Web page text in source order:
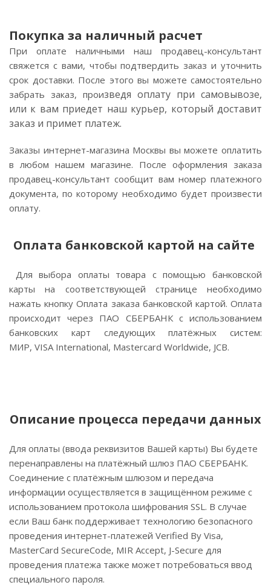
Покупка за наличный расчет
При оплате наличными наш продавец-консультант
свяжется с вами, чтобы подтвердить заказ и уточнить
срок доставки. После этого вы можете самостоятельно
забрать заказ, произведя оплату при самовывозе,
или к вам приедет наш курьер, который доставит
заказ и примет платеж.
Заказы интернет-магазина Москвы вы можете оплатить
в любом нашем магазине. После оформления заказа
продавец-консультант сообщит вам номер платежного
документа, по которому необходимо будет произвести
оплату.
Оплата банковской картой на сайте
Для выбора оплаты товара с помощью банковской
карты на соответствующей странице необходимо
нажать кнопку Оплата заказа банковской картой. Оплата
происходит через ПАО СБЕРБАНК с использованием
банковских карт следующих платёжных систем:
МИР, VISA International, Mastercard Worldwide, JCB.
Описание процесса передачи данных
Для оплаты (ввода реквизитов Вашей карты) Вы будете
перенаправлены на платёжный шлюз ПАО СБЕРБАНК.
Соединение с платёжным шлюзом и передача
информации осуществляется в защищённом режиме с
использованием протокола шифрования SSL. В случае
если Ваш банк поддерживает технологию безопасного
проведения интернет-платежей Verified By Visa,
MasterCard SecureCode, MIR Accept, J-Secure для
проведения платежа также может потребоваться ввод
специального пароля.